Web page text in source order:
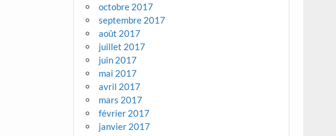
octobre 2017
septembre 2017
août 2017
juillet 2017
juin 2017
mai 2017
avril 2017
mars 2017
février 2017
janvier 2017